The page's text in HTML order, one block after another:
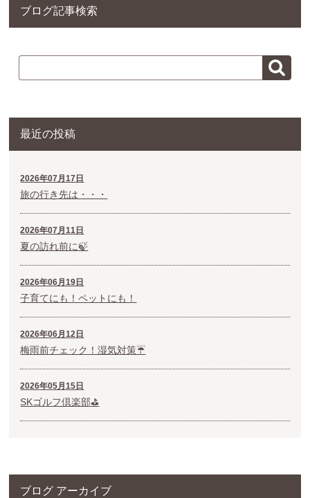
ブログ記事検索
最近の投稿
2026年07月17日
旅の行き先は・・・
2026年07月11日
夏の訪れ前に🍃
2026年06月19日
子育てにも！ペットにも！
2026年06月12日
梅雨前チェック！湿気対策☔
2026年05月15日
SKゴルフ倶楽部⛳
ブログ アーカイブ